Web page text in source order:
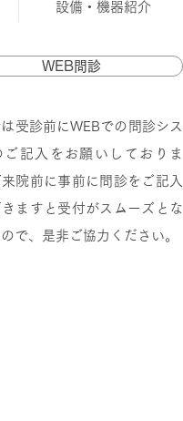
設備・機器紹介
WEB問診
受診前にWEBでの問診シス
ご記入をお願いしておりま
院前に事前に問診をご記入
きますと受付がスムーズとな
で、是非ご協力ください。